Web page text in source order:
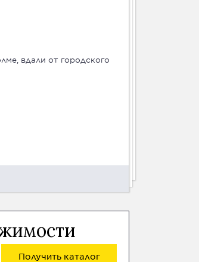
вдали от городского
Получить каталог